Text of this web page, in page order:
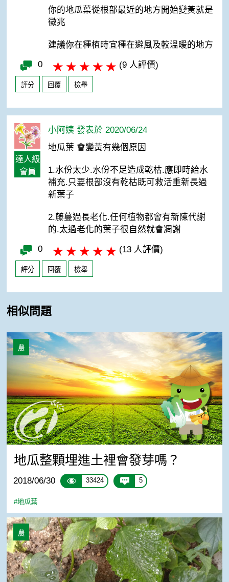
你的地瓜葉從根部最近的地方開始變黃就是
徵兆
建議你在種植時宜種在避風及較溫暖的地方
0 (9 人評價)
評分 回覆 檢舉
達人級
會員
小阿姨 發表於 2020/06/24
地瓜葉 會變黃有幾個原因
1.水份太少.水份不足造成乾枯.應即時給水
補充.只要根部沒有乾枯既可救活重新長過
新葉子
2.藤蔓過長老化.任何植物都會有新陳代謝
的.太過老化的葉子很自然就會凋謝
0 (13 人評價)
評分 回覆 檢舉
相似問題
地瓜整顆埋進土裡會發芽嗎？
農
地瓜整顆埋進土裡會發芽嗎？
2018/06/30 33424 5
#地瓜葉
同一株地瓜葉長出兩種葉子
農